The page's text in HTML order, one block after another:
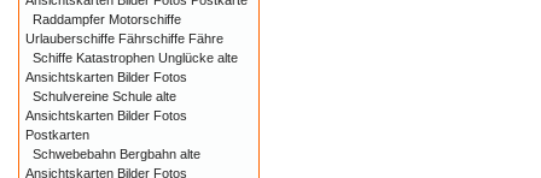
Raddampfer Motorschiffe
Urlauberschiffe Fährschiffe Fähre
Schiffe Katastrophen Unglücke alte
Ansichtskarten Bilder Fotos
Schulvereine Schule alte
Ansichtskarten Bilder Fotos
Postkarten
Schwebebahn Bergbahn alte
Ansichtskarten Bilder Fotos